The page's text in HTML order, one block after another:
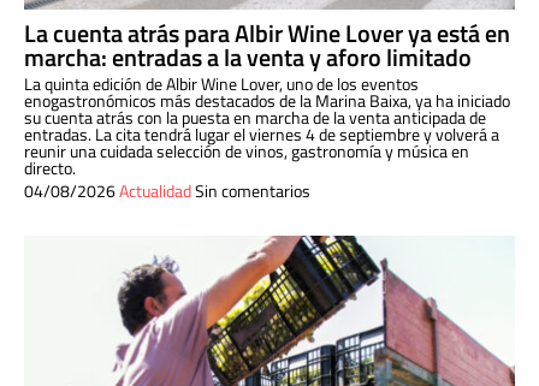
La cuenta atrás para Albir Wine Lover ya está en
marcha: entradas a la venta y aforo limitado
La quinta edición de Albir Wine Lover, uno de los eventos
enogastronómicos más destacados de la Marina Baixa, ya ha iniciado
su cuenta atrás con la puesta en marcha de la venta anticipada de
entradas. La cita tendrá lugar el viernes 4 de septiembre y volverá a
reunir una cuidada selección de vinos, gastronomía y música en
directo.
04/08/2026ActualidadSin comentarios